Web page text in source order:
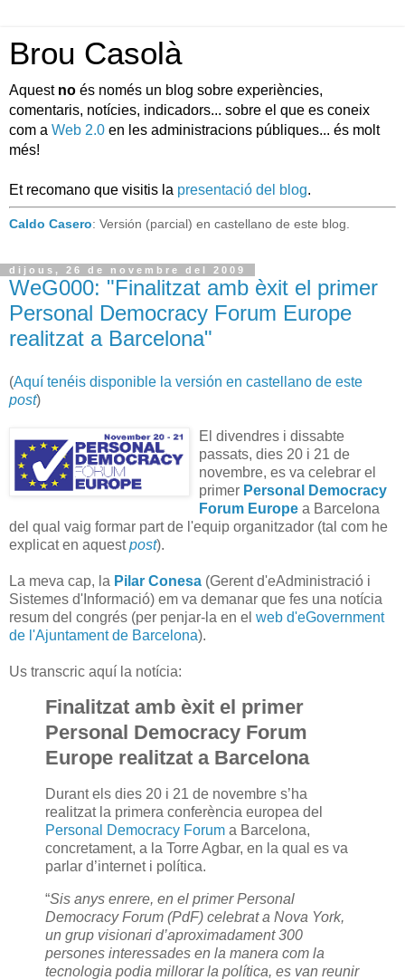
Brou Casolà
Aquest no és només un blog sobre experiències,
comentaris, notícies, indicadors... sobre el que es coneix
com a Web 2.0 en les administracions públiques... és molt
més!
Et recomano que visitis la presentació del blog.
Caldo Casero: Versión (parcial) en castellano de este blog.
dijous, 26 de novembre del 2009
WeG000: "Finalitzat amb èxit el primer
Personal Democracy Forum Europe
realitzat a Barcelona"
(Aquí tenéis disponible la versión en castellano de este
post)
El divendres i dissabte
passats, dies 20 i 21 de
novembre, es va celebrar el
primer Personal Democracy
Forum Europe a Barcelona
del qual vaig formar part de l'equip organitzador (tal com he
explicat en aquestpost).
La meva cap, la Pilar Conesa (Gerent d'eAdministració i
Sistemes d'Informació) em va demanar que fes una notícia
resum del congrés (per penjar-la en el web d'eGovernment
de l'Ajuntament de Barcelona).
Us transcric aquí la notícia:
Finalitzat amb èxit el primer
Personal Democracy Forum
Europe realitzat a Barcelona
Durant els dies 20 i 21 de novembre s’ha
realitzat la primera conferència europea del
Personal Democracy Forum a Barcelona,
concretament, a la Torre Agbar, en la qual es va
parlar d’internet i política.
“Sis anys enrere, en el primer Personal
Democracy Forum (PdF) celebrat a Nova York,
un grup visionari d’aproximadament 300
persones interessades en la manera com la
tecnologia podia millorar la política, es van reunir